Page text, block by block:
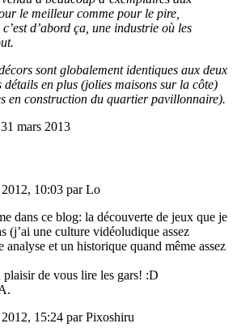
le meilleur comme pour le pire,
d’abord ça, une industrie où les
sont globalement identiques aux deux
détails en plus (jolies maisons sur la côte)
en construction du quartier pavillonnaire).
mars 2013
10:03 par Lo
dans ce blog: la découverte de jeux que je
(j’ai une culture vidéoludique assez
analyse et un historique quand même assez
plaisir de vous lire les gars! :D
15:24 par Pixoshiru